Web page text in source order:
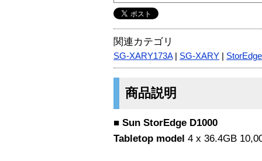
関連カテゴリ
SG-XARY173A| SG-XARY StorEdge
商品説明
■ Sun StorEdge D1000
Tabletop model 4 x 36.4GB